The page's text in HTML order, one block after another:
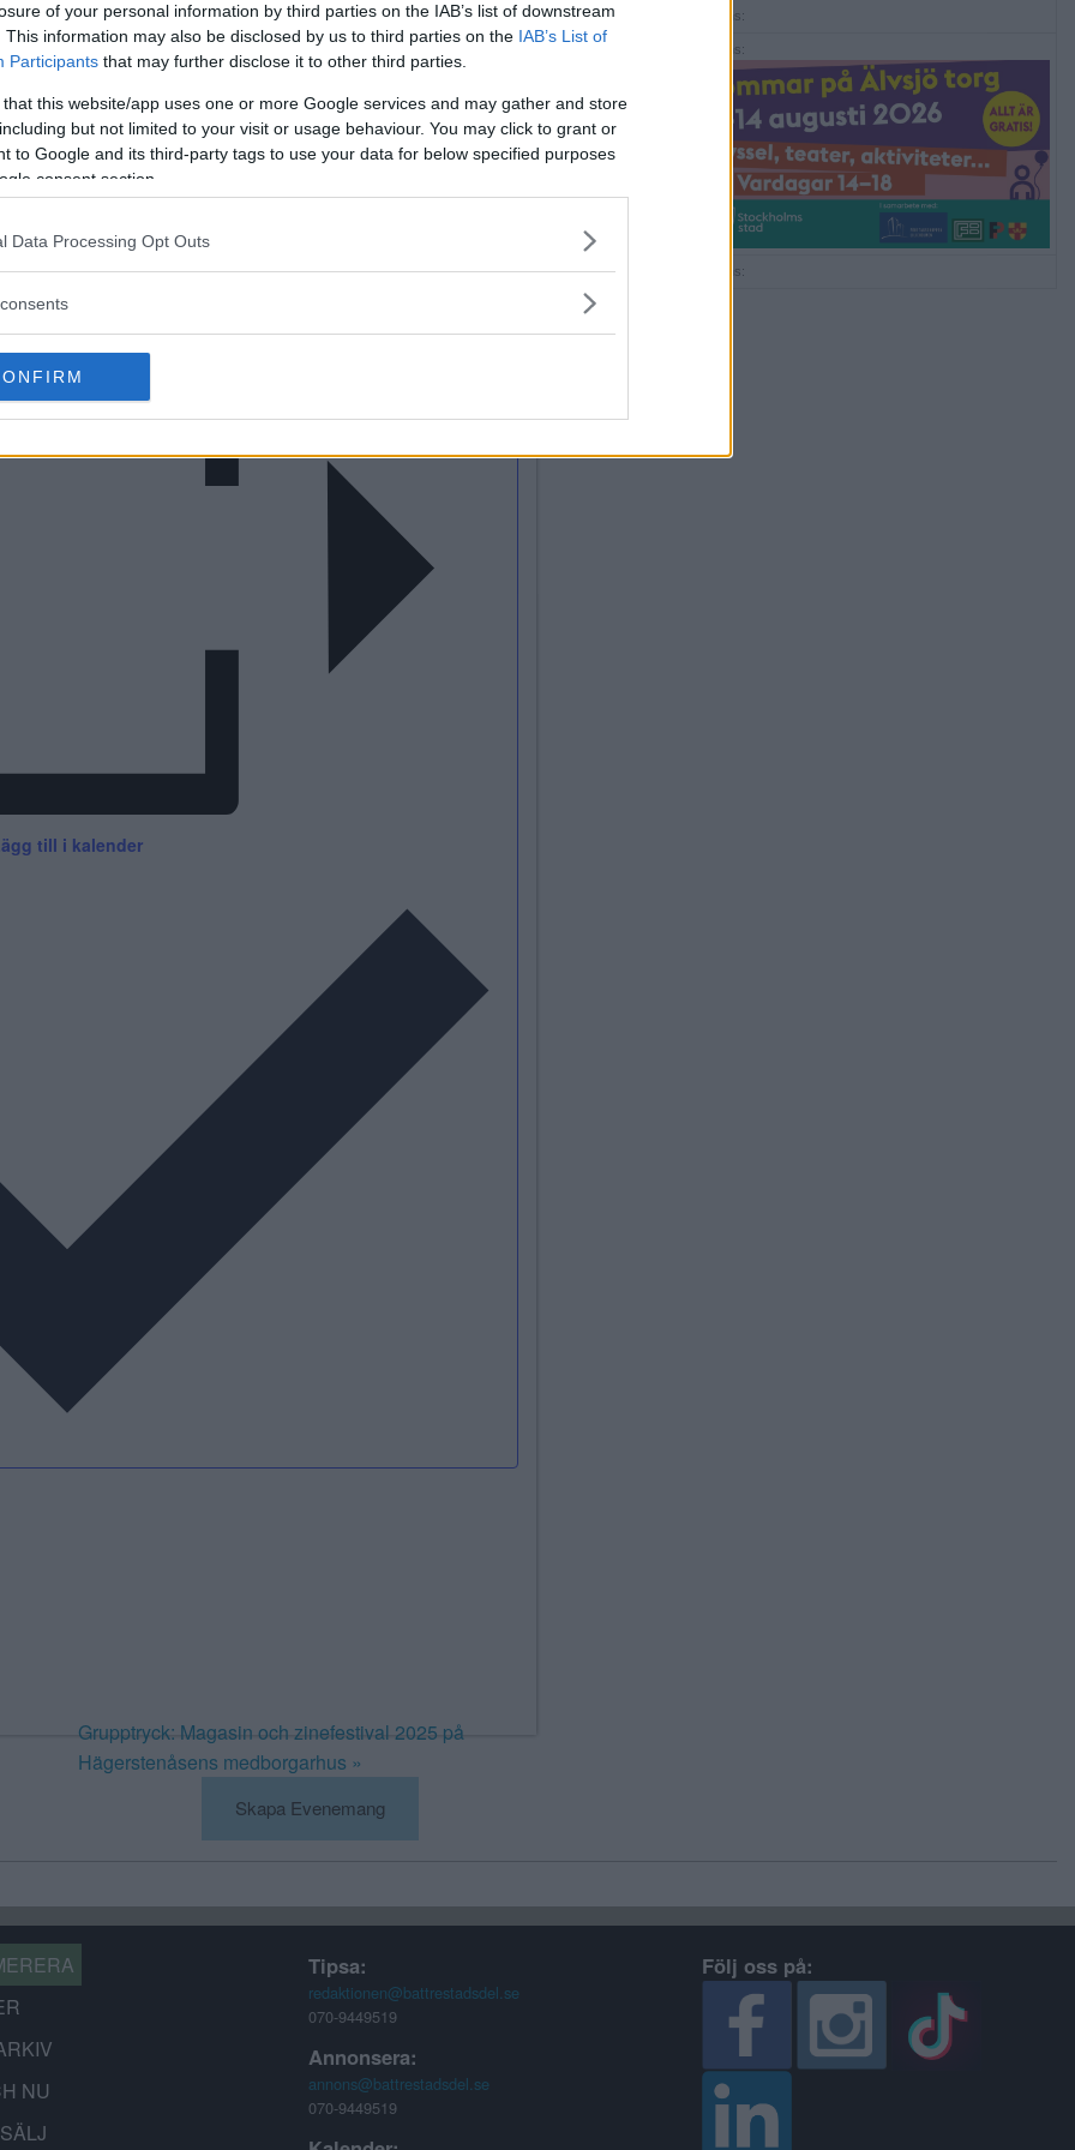
of your personal information by third parties on the IAB’s list of downstream
This information may also be disclosed by us to third parties on the IAB’s List of
Participants that may further disclose it to other third parties.
this website/app uses one or more Google services and may gather and store
but not limited to your visit or usage behaviour. You may click to grant or
to Google and its third-party tags to use your data for below specified purposes
consent section.
Data Processing Opt Outs
för maximal benefit.
till i kalender
Grupptryck: Magasin och zinefestival 2025 på
Hägerstenåsens medborgarhus »
Skapa Evenemang
Annons:
Annons:
Annons:
NU
Tipsa:
redaktionen@battrestadsdel.se
070-9449519
Annonsera:
annons@battrestadsdel.se
070-9449519
Följ oss på: